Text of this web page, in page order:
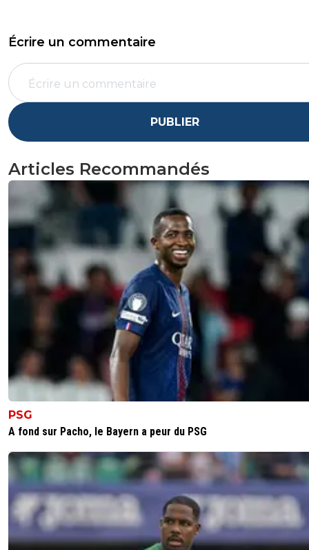
Écrire un commentaire
PUBLIER
Articles Recommandés
PSG
A fond sur Pacho, le Bayern a peur du PSG